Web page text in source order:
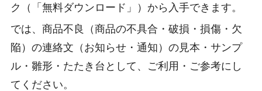
ク（「無料ダウンロード」）から入手できます。
では、商品不良（商品の不具合・破損・損傷・欠
陥）の連絡文（お知らせ・通知）の見本・サンプ
ル・雛形・たたき台として、ご利用・ご参考にし
てください。